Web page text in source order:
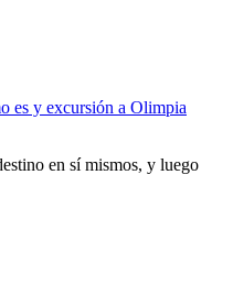
es y excursión a Olimpia
en sí mismos, y luego